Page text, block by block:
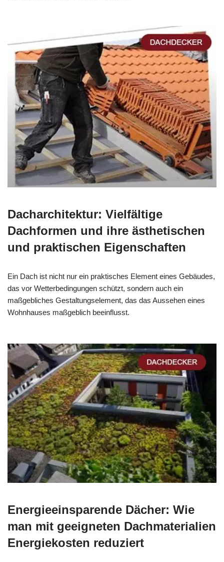
Dacharchitektur: Vielfältige
Dachformen und ihre ästhetischen
und praktischen Eigenschaften
Ein Dach ist nicht nur ein praktisches Element eines Gebäudes,
das vor Wetterbedingungen schützt, sondern auch ein
maßgebliches Gestaltungselement, das das Aussehen eines
Wohnhauses maßgeblich beeinflusst.
Energieeinsparende Dächer: Wie
man mit geeigneten Dachmaterialien
Energiekosten reduziert